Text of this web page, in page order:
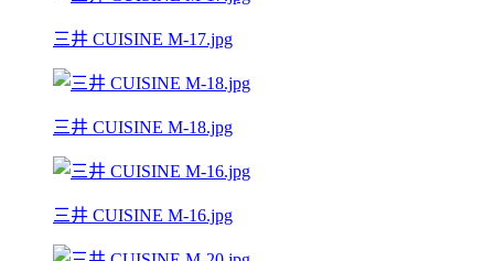
三井 CUISINE M-17.jpg
三井 CUISINE M-18.jpg
三井 CUISINE M-16.jpg